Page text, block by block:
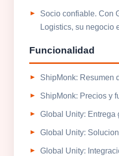
Socio confiable. Con
Logistics, su negocio
Funcionalidad
ShipMonk: Resumen
ShipMonk: Precios y
Global Unity: Entrega
Global Unity:
Global Unity: